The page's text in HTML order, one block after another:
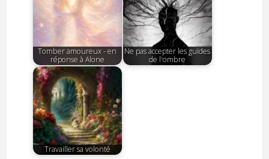
Tomber amoureux - en
réponse à Alone
Ne pas accepter les guides
de l'ombre
Travailler sa volonté